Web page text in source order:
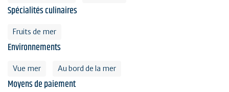
Spécialités culinaires
Fruits de mer
Environnements
Vue mer Au bord de la mer
Moyens de paiement